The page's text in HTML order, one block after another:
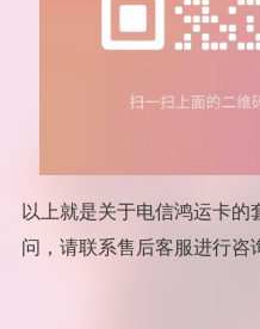
以上就是关于电信鸿运卡
问，请联系售后客服进行咨